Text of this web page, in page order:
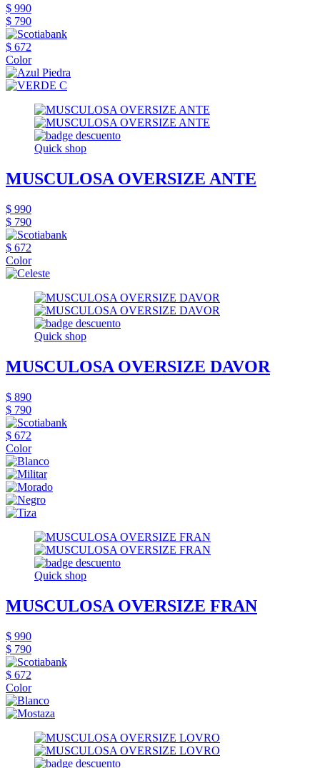
$ 990
$ 790
$ 672
Color
Quick shop
MUSCULOSA OVERSIZE ANTE
$ 990
$ 790
$ 672
Color
Quick shop
MUSCULOSA OVERSIZE DAVOR
$ 890
$ 790
$ 672
Color
Quick shop
MUSCULOSA OVERSIZE FRAN
$ 990
$ 790
$ 672
Color